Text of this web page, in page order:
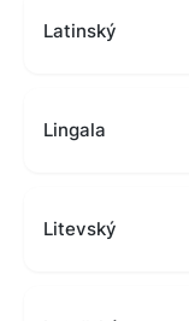
Latinský
Lingala
Litevský